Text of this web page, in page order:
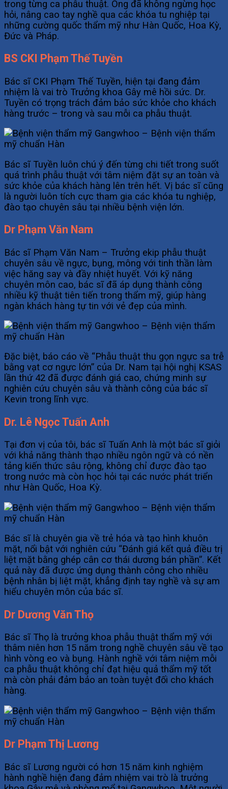
trong từng ca phẫu thuật. Ông đã không ngừng học
hỏi, nâng cao tay nghề qua các khóa tu nghiệp tại
những cường quốc thẩm mỹ như Hàn Quốc, Hoa Kỳ,
Đức và Pháp.
BS CKI Phạm Thế Tuyền
Bác sĩ CKI Phạm Thế Tuyền, hiện tại đang đảm
nhiệm là vai trò Trưởng khoa Gây mê hồi sức. Dr.
Tuyền có trọng trách đảm bảo sức khỏe cho khách
hàng trước – trong và sau mỗi ca phẫu thuật.
Bác sĩ Tuyền luôn chú ý đến từng chi tiết trong suốt
quá trình phẫu thuật với tâm niệm đặt sự an toàn và
sức khỏe của khách hàng lên trên hết. Vị bác sĩ cũng
là người luôn tích cực tham gia các khóa tu nghiệp,
đào tạo chuyên sâu tại nhiều bệnh viện lớn.
Dr Phạm Văn Nam
Bác sĩ Phạm Văn Nam – Trưởng ekip phẫu thuật
chuyên sâu về ngực, bụng, mông với tinh thần làm
việc hăng say và đầy nhiệt huyết. Với kỹ năng
chuyên môn cao, bác sĩ đã áp dụng thành công
nhiều kỹ thuật tiên tiến trong thẩm mỹ, giúp hàng
ngàn khách hàng tự tin với vẻ đẹp của mình.
Đặc biệt, báo cáo về “Phẫu thuật thu gọn ngực sa trễ
bằng vạt cơ ngực lớn” của Dr. Nam tại hội nghị KSAS
lần thứ 42 đã được đánh giá cao, chứng minh sự
nghiên cứu chuyên sâu và thành công của bác sĩ
Kevin trong lĩnh vực.
Dr. Lê Ngọc Tuấn Anh
Tại đơn vị của tôi, bác sĩ Tuấn Anh là một bác sĩ giỏi
với khả năng thành thạo nhiều ngôn ngữ và có nền
tảng kiến thức sâu rộng, không chỉ được đào tạo
trong nước mà còn học hỏi tại các nước phát triển
như Hàn Quốc, Hoa Kỳ.
Bác sĩ là chuyên gia về trẻ hóa và tạo hình khuôn
mặt, nổi bật với nghiên cứu “Đánh giá kết quả điều trị
liệt mặt bằng ghép cân cơ thái dương bán phần”. Kết
quả này đã được ứng dụng thành công cho nhiều
bệnh nhân bị liệt mặt, khẳng định tay nghề và sự am
hiểu chuyên môn của bác sĩ.
Dr Dương Văn Thọ
Bác sĩ Thọ là trưởng khoa phẫu thuật thẩm mỹ với
thâm niên hơn 15 năm trong nghề chuyên sâu về tạo
hình vòng eo và bụng. Hành nghề với tâm niệm mỗi
ca phẫu thuật không chỉ đạt hiệu quả thẩm mỹ tốt
mà còn phải đảm bảo an toàn tuyệt đối cho khách
hàng.
Dr Phạm Thị Lương
Bác sĩ Lương người có hơn 15 năm kinh nghiệm
hành nghề hiện đang đảm nhiệm vai trò là trưởng